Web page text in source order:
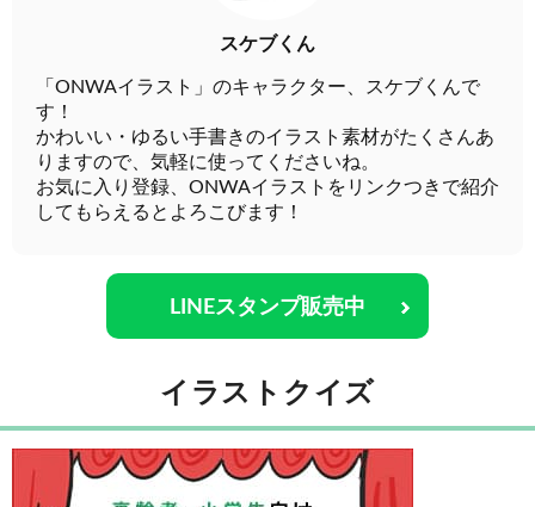
スケブくん
「ONWAイラスト」のキャラクター、スケブくんで
す！
かわいい・ゆるい手書きのイラスト素材がたくさんあ
りますので、気軽に使ってくださいね。
お気に入り登録、ONWAイラストをリンクつきで紹介
してもらえるとよろこびます！
LINEスタンプ販売中
イラストクイズ